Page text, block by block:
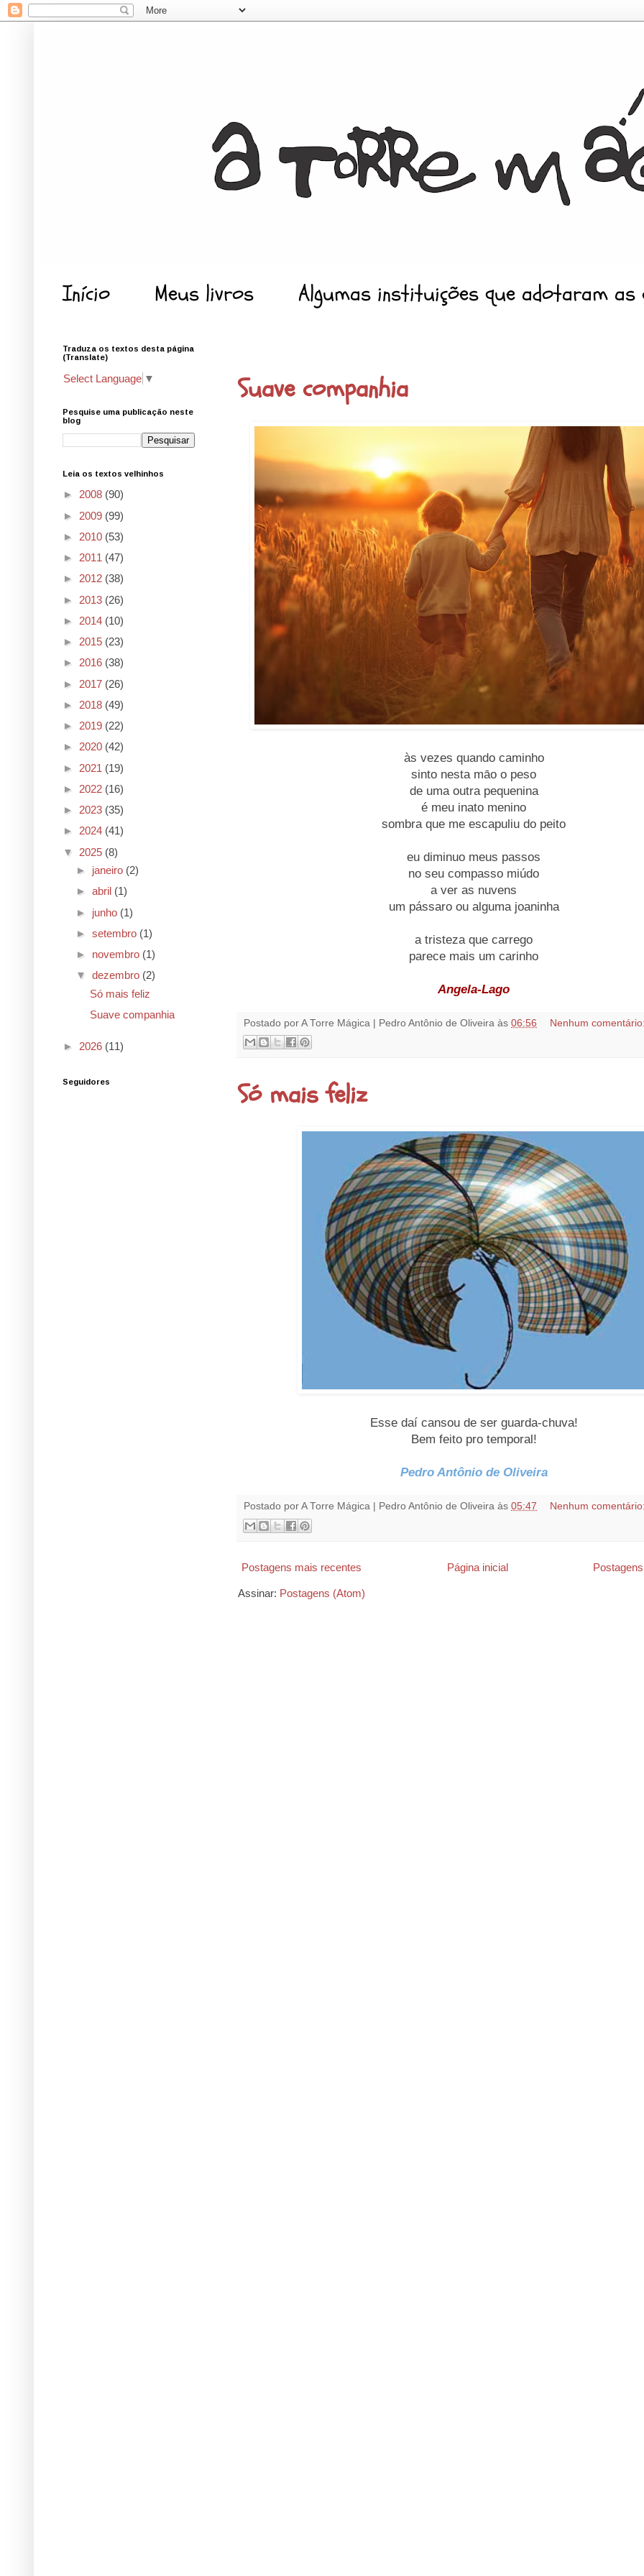
Início Meus livros Algumas instituições que adotaram
Suave companhia
às vezes quando caminho
sinto nesta māo o peso
de uma outra pequenina
é meu inato menino
sombra que me escapuliu do peito
eu diminuo meus passos
no seu compasso miúdo
a ver as nuvens
um pássaro ou alguma joaninha
a tristeza que carrego
parece mais um carinho
Angela-Lago
Postado por A Torre Mágica | Pedro Antônio de Oliveira às 06:56 Nenhum
Só mais feliz
Esse daí cansou de ser guarda-chuva!
Bem feito pro temporal!
Pedro Antônio de Oliveira
Postado por A Torre Mágica | Pedro Antônio de Oliveira às 05:47 Nenhum
Postagens mais recentes Página inicial
Assinar: Postagens (Atom)
Traduza os textos desta página
(Translate)
Select Language ▼
Pesquise uma publicação neste
blog
Leia os textos velhinhos
► 2008 (90)
► 2009 (99)
► 2010 (53)
► 2011 (47)
► 2012 (38)
► 2013 (26)
► 2014 (10)
► 2015 (23)
► 2016 (38)
► 2017 (26)
► 2018 (49)
► 2019 (22)
► 2020 (42)
► 2021 (19)
► 2022 (16)
► 2023 (35)
► 2024 (41)
▼ 2025 (8)
► janeiro (2)
► abril (1)
► junho (1)
► setembro (1)
► novembro (1)
▼ dezembro (2)
Só mais feliz
Suave companhia
► 2026 (11)
Seguidores